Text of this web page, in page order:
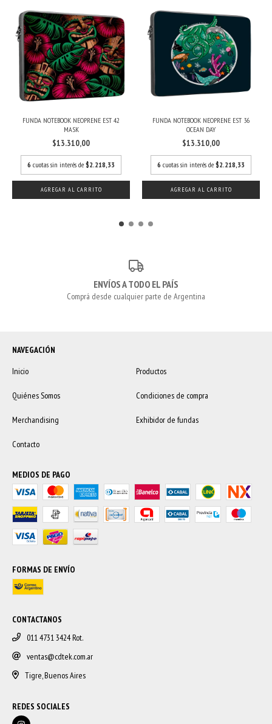
FUNDA NOTEBOOK NEOPRENE EST 42
MASK
$13.310,00
6 cuotas sin interés de $2.218,33
AGREGAR AL CARRITO
FUNDA NOTEBOOK NEOPRENE EST 36
OCEAN DAY
$13.310,00
6 cuotas sin interés de $2.218,33
AGREGAR AL CARRITO
ENVÍOS A TODO EL PAÍS
Comprá desde cualquier parte de Argentina
NAVEGACIÓN
Inicio
Productos
Quiénes Somos Condiciones de compra
Merchandising Exhibidor de fundas
Contacto
MEDIOS DE PAGO
FORMAS DE ENVÍO
CONTACTANOS
011 4731 3424 Rot.
ventas@cdtek.com.ar
Tigre, Buenos Aires
REDES SOCIALES